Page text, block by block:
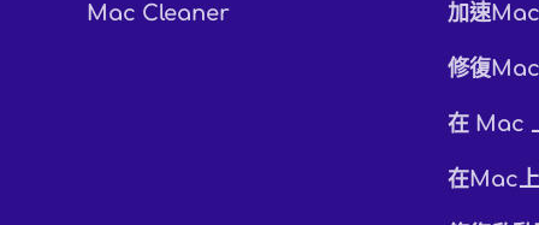
Mac Cleaner 加速Mac
修復
在 Mac
在Mac